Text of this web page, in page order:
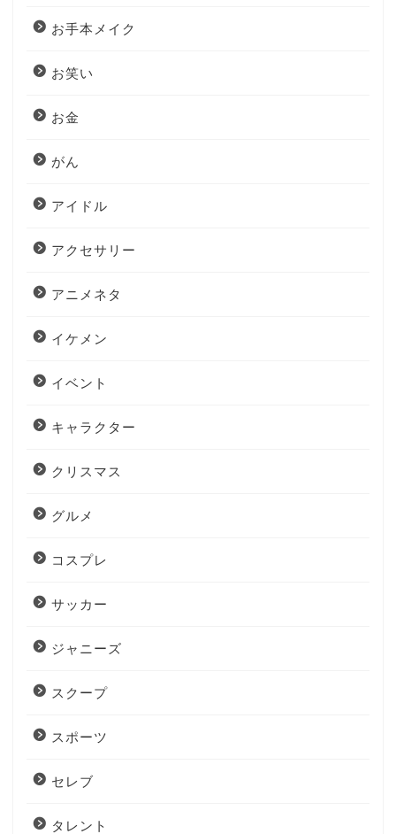
お手本メイク
お笑い
お金
がん
アイドル
アクセサリー
アニメネタ
イケメン
イベント
キャラクター
クリスマス
グルメ
コスプレ
サッカー
ジャニーズ
スクープ
スポーツ
セレブ
タレント